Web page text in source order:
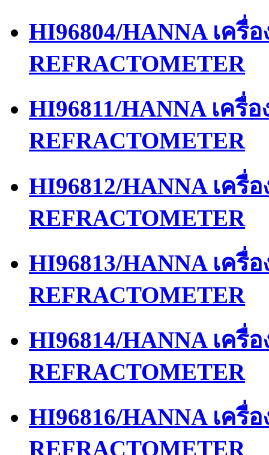
HI96804/HANNA เค
REFRACTOMETER
HI96811/HANNA เค
REFRACTOMETER
HI96812/HANNA เค
REFRACTOMETER
HI96813/HANNA เค
REFRACTOMETER
HI96814/HANNA เค
REFRACTOMETER
HI96816/HANNA เครื่
REFRACTOMETER